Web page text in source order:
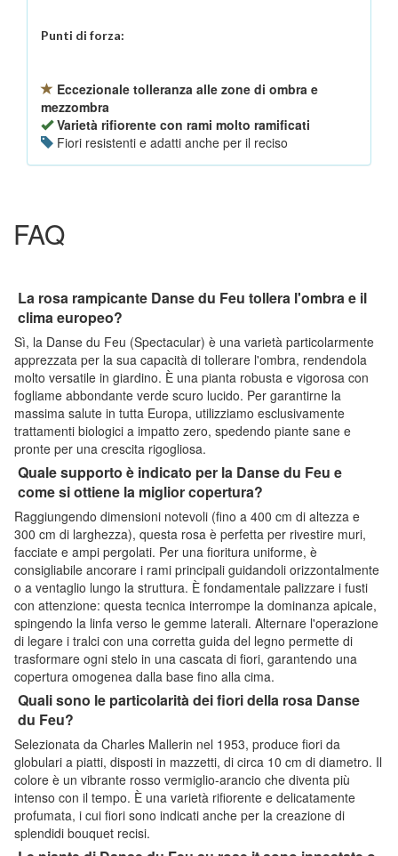
Punti di forza:
Eccezionale tolleranza alle zone di ombra e
mezzombra
Varietà rifiorente con rami molto ramificati
Fiori resistenti e adatti anche per il reciso
FAQ
La rosa rampicante Danse du Feu tollera l'ombra e il
clima europeo?
Sì, la Danse du Feu (Spectacular) è una varietà particolarmente
apprezzata per la sua capacità di tollerare l'ombra, rendendola
molto versatile in giardino. È una pianta robusta e vigorosa con
fogliame abbondante verde scuro lucido. Per garantirne la
massima salute in tutta Europa, utilizziamo esclusivamente
trattamenti biologici a impatto zero, spedendo piante sane e
pronte per una crescita rigogliosa.
Quale supporto è indicato per la Danse du Feu e
come si ottiene la miglior copertura?
Raggiungendo dimensioni notevoli (fino a 400 cm di altezza e
300 cm di larghezza), questa rosa è perfetta per rivestire muri,
facciate e ampi pergolati. Per una fioritura uniforme, è
consigliabile ancorare i rami principali guidandoli orizzontalmente
o a ventaglio lungo la struttura. È fondamentale palizzare i fusti
con attenzione: questa tecnica interrompe la dominanza apicale,
spingendo la linfa verso le gemme laterali. Alternare l'operazione
di legare i tralci con una corretta guida del legno permette di
trasformare ogni stelo in una cascata di fiori, garantendo una
copertura omogenea dalla base fino alla cima.
Quali sono le particolarità dei fiori della rosa Danse
du Feu?
Selezionata da Charles Mallerin nel 1953, produce fiori da
globulari a piatti, disposti in mazzetti, di circa 10 cm di diametro. Il
colore è un vibrante rosso vermiglio-arancio che diventa più
intenso con il tempo. È una varietà rifiorente e delicatamente
profumata, i cui fiori sono indicati anche per la creazione di
splendidi bouquet recisi.